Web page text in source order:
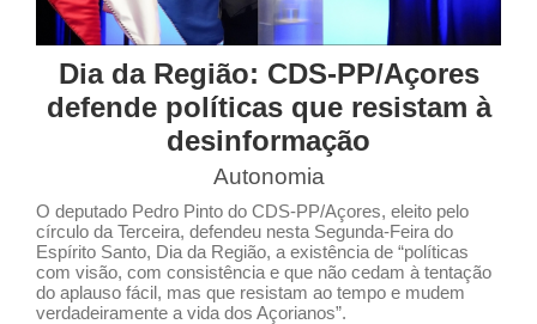
Dia da Região: CDS-PP/Açores
defende políticas que resistam à
desinformação
Autonomia
O deputado Pedro Pinto do CDS-PP/Açores, eleito pelo
círculo da Terceira, defendeu nesta Segunda-Feira do
Espírito Santo, Dia da Região, a existência de “políticas
com visão, com consistência e que não cedam à tentação
do aplauso fácil, mas que resistam ao tempo e mudem
verdadeiramente a vida dos Açorianos”.